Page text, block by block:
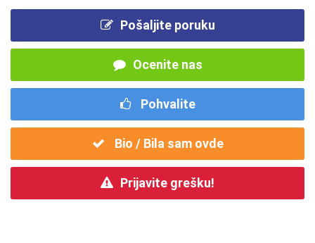
Pošaljite poruku
Ocenite nas
Pohvalite
Bio / Bila sam ovde
Prijavite grešku!